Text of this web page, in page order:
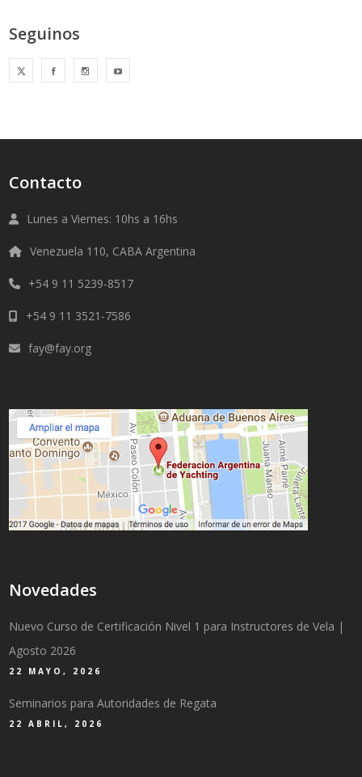
Seguinos
Contacto
Lunes a Viernes: 10hs a 16hs
Venezuela 110, CABA Argentina
+54 9 11 5239-8517
+54 9 11 3521-7586
fay@fay.org
Novedades
Nuevo Curso de Certificación Nivel 1 para Instructores de Vela |
Agosto 2026
22 MAYO, 2026
Seminarios para Autoridades de Regata
22 ABRIL, 2026